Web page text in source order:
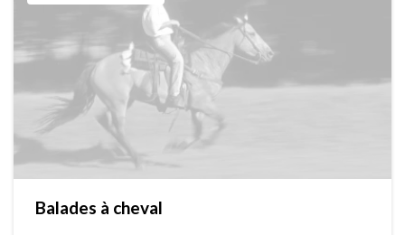
Balades à cheval